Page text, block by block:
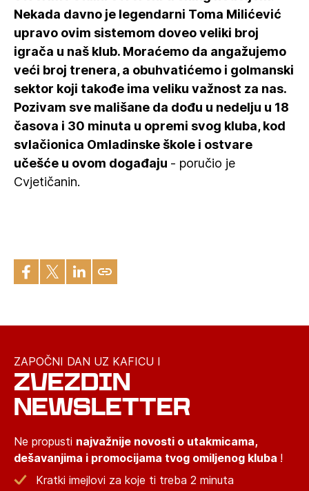
Nekada davno je legendarni Toma Milićević
upravo ovim sistemom doveo veliki broj
igrača u naš klub. Moraćemo da angažujemo
veći broj trenera, a obuhvatićemo i golmanski
sektor koji takođe ima veliku važnost za nas.
Pozivam sve mališane da dođu u nedelju u 18
časova i 30 minuta u opremi svog kluba, kod
svlačionica Omladinske škole i ostvare
učešće u ovom događaju - poručio je
Cvjetičanin.
ZAPOČNI DAN UZ KAFICU I
ZVEZDIN
NEWSLETTER
Ne propusti najvažnije novosti o utakmicama,
dešavanjima i promocijama tvog omiljenog kluba !
Kratki imejlovi za koje ti treba 2 minuta